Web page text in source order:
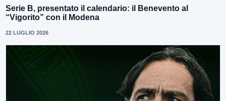
Serie B, presentato il calendario: il Benevento al
“Vigorito” con il Modena
22 LUGLIO 2026